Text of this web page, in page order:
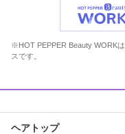
※HOT PEPPER Beauty WORK
スです。
ヘアトップ